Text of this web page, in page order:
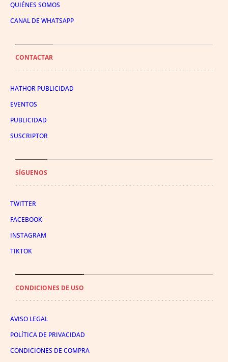
QUIÉNES SOMOS
CANAL DE WHATSAPP
CONTACTAR
HATHOR PUBLICIDAD
EVENTOS
PUBLICIDAD
SUSCRIPTOR
SÍGUENOS
TWITTER
FACEBOOK
INSTAGRAM
TIKTOK
CONDICIONES DE USO
AVISO LEGAL
POLÍTICA DE PRIVACIDAD
CONDICIONES DE COMPRA